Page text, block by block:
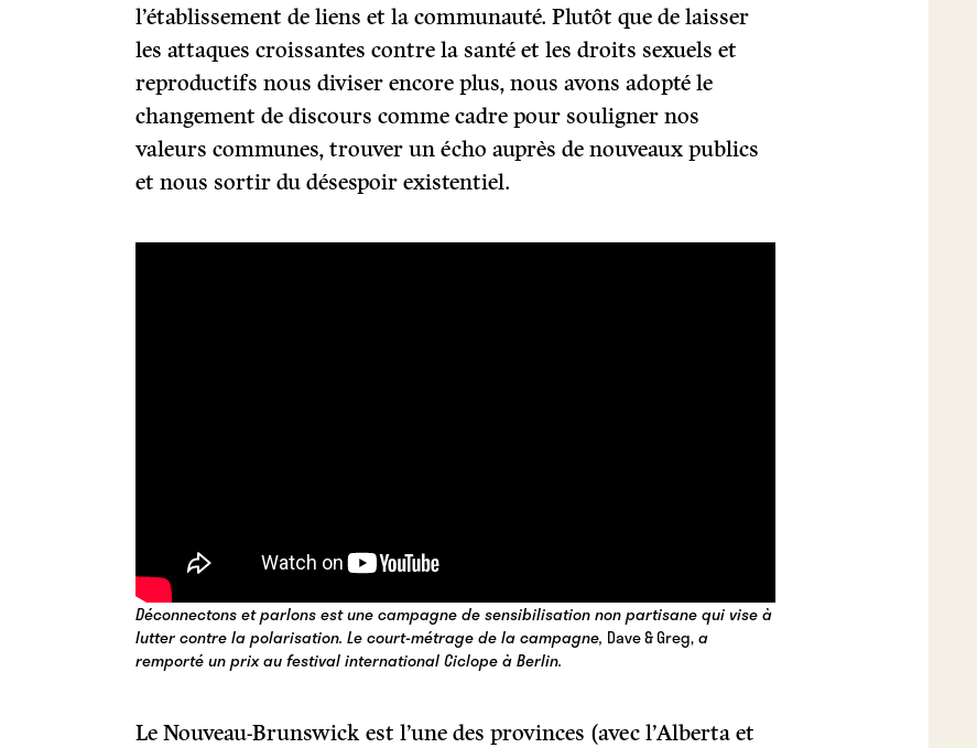
l’établissement de liens et la communauté. Plutôt que de laisser
les attaques croissantes contre la santé et les droits sexuels et
reproductifs nous diviser encore plus, nous avons adopté le
changement de discours comme cadre pour souligner nos
valeurs communes, trouver un écho auprès de nouveaux publics
et nous sortir du désespoir existentiel.
Déconnectons et parlons est une campagne de sensibilisation non partisane qui vise à
lutter contre la polarisation. Le court-métrage de la campagne, Dave & Greg,a
remporté un prix au festival international Ciclope à Berlin.
Le Nouveau-Brunswick est l’une des provinces (avec l’Alberta et